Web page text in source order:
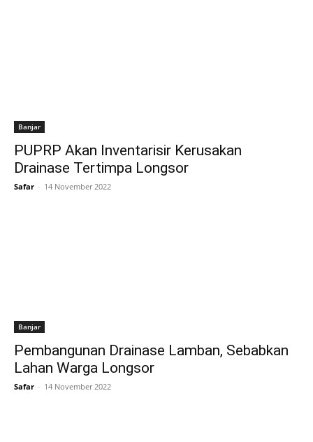
Banjar
PUPRP Akan Inventarisir Kerusakan
Drainase Tertimpa Longsor
Safar - 14 November 2022
Banjar
Pembangunan Drainase Lamban, Sebabkan
Lahan Warga Longsor
Safar - 14 November 2022